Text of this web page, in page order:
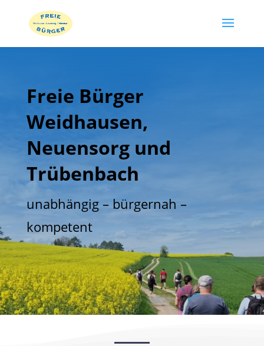
Freie Bürger
Weidhausen,
Neuensorg und
Trübenbach
unabhängig – bürgernah –
kompetent